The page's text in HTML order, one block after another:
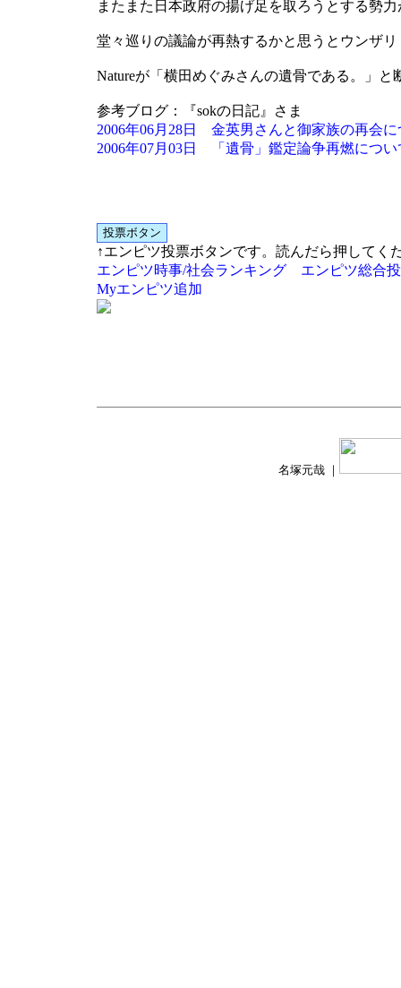
またまた日本政府の揚げ足を取ろうとする勢
堂々巡りの議論が再熱するかと思うとウンザリ
Natureが「横田めぐみさんの遺骨である。」
参考ブログ：『sokの日記』さま
2006年06月28日 金英男さんと御家族の再会に
2006年07月03日 「遺骨」鑑定論争再燃につい
↑エンピツ投票ボタンです。読んだら押してく
エンピツ時事/社会ランキング
エンピツ総合
Myエンピツ追加
名塚元哉 ｜